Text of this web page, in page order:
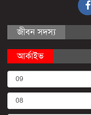
জীবন সদস্য
আর্কাইভ